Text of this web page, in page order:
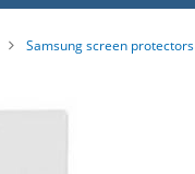
Samsung screen protectors